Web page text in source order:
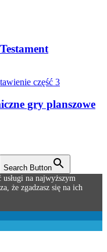
gry planszowe
Search Button
usługi na najwyższym
że zgadzasz się na ich